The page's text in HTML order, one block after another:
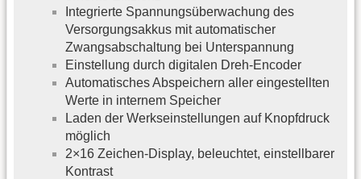
Integrierte Spannungsüberwachung des
Versorgungsakkus mit automatischer
Zwangsabschaltung bei Unterspannung
Einstellung durch digitalen Dreh-Encoder
Automatisches Abspeichern aller eingestellten
Werte in internem Speicher
Laden der Werkseinstellungen auf Knopfdruck
möglich
2×16 Zeichen-Display, beleuchtet, einstellbarer
Kontrast